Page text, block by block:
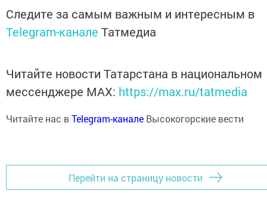
Следите за самым важным и интересным в
Telegram-канале Татмедиа
Читайте новости Татарстана в национальном
мессенджере MАХ: https://max.ru/tatmedia
Читайте нас вTelegram-канале Высокогорские вести
Перейти на страницу новости